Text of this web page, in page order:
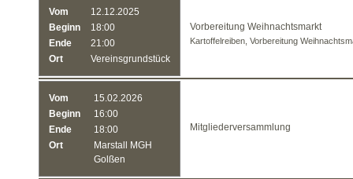
Vom
12.12.2025
Beginn
18:00
Ende
21:00
Ort
Vereinsgrundstück
Vorbereitung Weihnachtsmarkt
Kartoffelreiben, Vorbereitung
Vom
15.02.2026
Beginn
16:00
Ende
18:00
Ort
Marstall MGH
Golßen
Mitgliederversammlung